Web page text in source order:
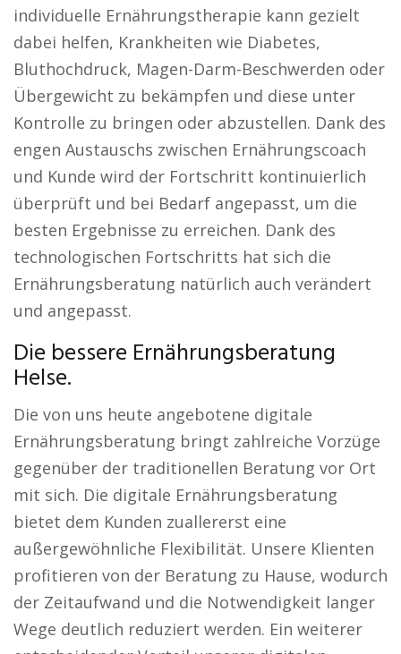
individuelle Ernährungstherapie kann gezielt
dabei helfen, Krankheiten wie Diabetes,
Bluthochdruck, Magen-Darm-Beschwerden oder
Übergewicht zu bekämpfen und diese unter
Kontrolle zu bringen oder abzustellen. Dank des
engen Austauschs zwischen Ernährungscoach
und Kunde wird der Fortschritt kontinuierlich
überprüft und bei Bedarf angepasst, um die
besten Ergebnisse zu erreichen. Dank des
technologischen Fortschritts hat sich die
Ernährungsberatung natürlich auch verändert
und angepasst.
Die bessere Ernährungsberatung
Helse.
Die von uns heute angebotene digitale
Ernährungsberatung bringt zahlreiche Vorzüge
gegenüber der traditionellen Beratung vor Ort
mit sich. Die digitale Ernährungsberatung
bietet dem Kunden zuallererst eine
außergewöhnliche Flexibilität. Unsere Klienten
profitieren von der Beratung zu Hause, wodurch
der Zeitaufwand und die Notwendigkeit langer
Wege deutlich reduziert werden. Ein weiterer